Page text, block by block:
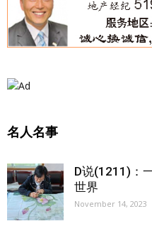
名人名事
D说(1211)：
世界
November 14, 2023